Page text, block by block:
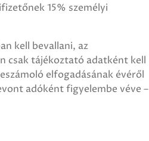
15% személyi
kell bevallani, az
csak tájékoztató adatként kell
elfogadásának évéről
adóként figyelembe véve –